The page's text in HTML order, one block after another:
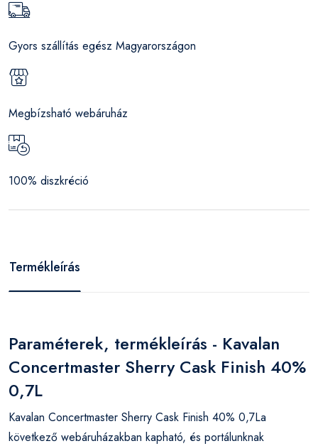
Gyors szállítás egész Magyarországon
Megbízsható webáruház
100% diszkréció
Termékleírás
Paraméterek, termékleírás - Kavalan
Concertmaster Sherry Cask Finish 40%
0,7L
Kavalan Concertmaster Sherry Cask Finish 40% 0,7La
következő webáruházakban kapható, és portálunknak